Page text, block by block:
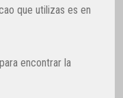
que utilizas es en
encontrar la